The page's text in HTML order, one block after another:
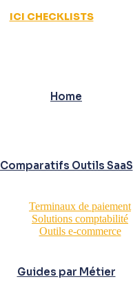
ICI CHECKLISTS
Home
Comparatifs Outils SaaS
Terminaux de paiement
Solutions comptabilité
Outils e-commerce
Guides par Métier